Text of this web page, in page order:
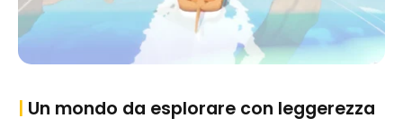
| Un mondo da esplorare con leggerezza